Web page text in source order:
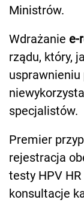
Ministrów.
Wdrażanie e-
rządu, który,
usprawnieniu
specjalistów.
Premier
rejestracja
testy HPV
konsultacje